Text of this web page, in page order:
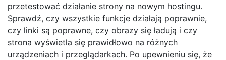
przetestować działanie strony na nowym hostingu.
Sprawdź, czy wszystkie funkcje działają poprawnie,
czy linki są poprawne, czy obrazy się ładują i czy
strona wyświetla się prawidłowo na różnych
urządzeniach i przeglądarkach. Po upewnieniu się, że